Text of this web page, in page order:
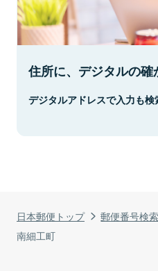
日本郵便トップ 郵便番号検索
南細工町
住所に、デジタルの確
デジタルアドレスで入力も検